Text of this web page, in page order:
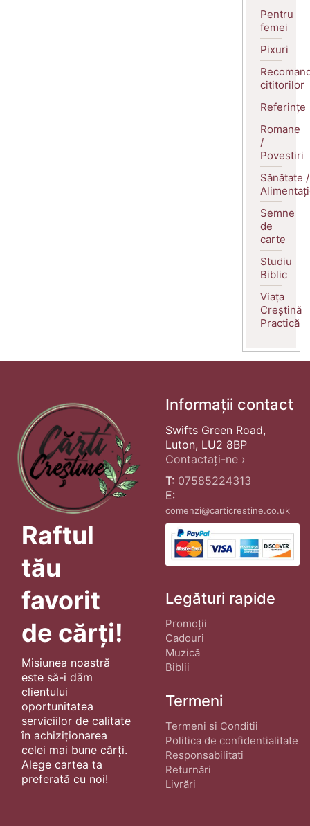
Pentru
femei
Pixuri
cititorilor
Referințe
Romane
/
Povestiri
Sănătate /
Semne
de
carte
Studiu
Biblic
Viața
Creștină
Practică
Raftul
tău
favorit
de cărți!
Misiunea noastră
este să-i dăm
clientului
oportunitatea
serviciilor de calitate
în achiziționarea
celei mai bune cărți.
Alege cartea ta
preferată cu noi!
Informații contact
Swifts Green Road,
Luton, LU2 8BP
Contactați-ne ›
T: 07585224313
E:
comenzi@carticrestine.co.uk
Legături rapide
Promoții
Cadouri
Muzică
Biblii
Termeni
Termeni si Conditii
Politica de confidentialitate
Responsabilitati
Returnări
Livrări